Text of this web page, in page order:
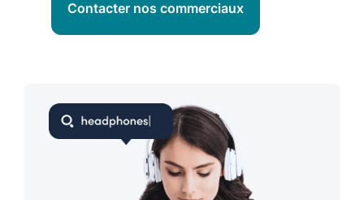
Contacter nos commerciaux